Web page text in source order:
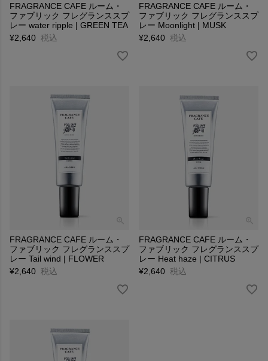
FRAGRANCE CAFE ルーム・
ファブリック フレグランススプ
レー water ripple | GREEN TEA
¥2,640 税込
FRAGRANCE CAFE ルーム・
ファブリック フレグランススプ
レー Moonlight | MUSK
¥2,640 税込
FRAGRANCE CAFE ルーム・
ファブリック フレグランススプ
レー Tail wind | FLOWER
¥2,640 税込
FRAGRANCE CAFE ルーム・
ファブリック フレグランススプ
レー Heat haze | CITRUS
¥2,640 税込